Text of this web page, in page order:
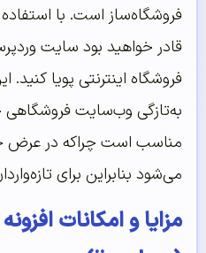
فروشگاه‌ساز است. با استفاده
قادر خواهید بود سایت
فروشگاه اینترنتی پویا کنید.
به‌تازگی وب‌سایت فروشگاهی
مناسب است چراکه در عرض
می‌شود بنابراین برای
مزایا و امکانات